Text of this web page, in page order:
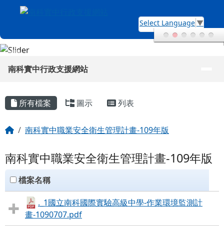
跳至主內容區
南科實中行政支援網站
Select Language ▼
導覽列
南科實中行政支援網站
主內容區域
所有檔案 圖示 列表
回首頁南科實中職業安全衛生管理計畫-109年版
南科實中職業安全衛生管理計畫-109年版
clickAll
檔案名稱
._1國立南科國際實驗高級中學-作業環境監測計
畫-1090707.pdf